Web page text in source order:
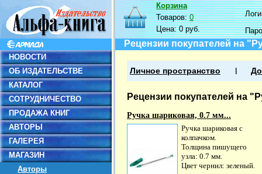
НОВОСТИ
ОБ ИЗДАТЕЛЬСТВЕ
КАТАЛОГ
СОТРУДНИЧЕСТВО
ПРОДАЖА КНИГ
АВТОРЫ
ГАЛЕРЕЯ
МАГАЗИН
Авторы
Корзина
Товаров:0
Цена:0 руб.
Рецензии покупателей на
Личное пространство
Рецензии покупателей на
Ручка шариковая, 0.7 мм...
Ручка шариковая с
колпачком.
Толщина пишущего
узла: 0.7 мм.
Цвет чернил: зеленый.